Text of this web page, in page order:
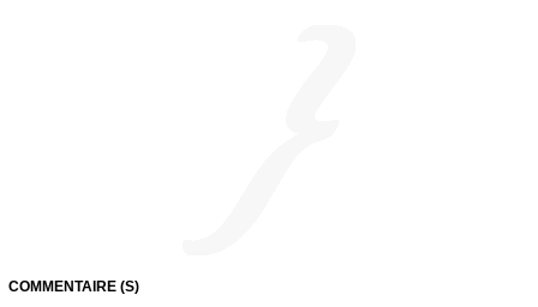
COMMENTAIRE (S)